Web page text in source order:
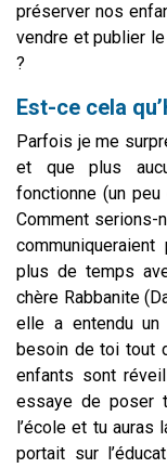
préserver nos
vendre et publier
?
Est-ce cela
Parfois je me
et que plus
fonctionne (un
Comment serions-
plus de temps
chère Rabbanite
elle a entendu
besoin de toi tout
enfants sont
essaye de poser
l’école et tu auras
portait sur